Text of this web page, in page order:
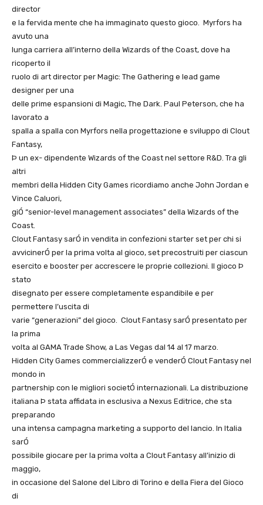
director
e la fervida mente che ha immaginato questo gioco. Myrfors ha
avuto una
lunga carriera all’interno della Wizards of the Coast, dove ha
ricoperto il
ruolo di art director per Magic: The Gathering e lead game
designer per una
delle prime espansioni di Magic, The Dark. Paul Peterson, che ha
lavorato a
spalla a spalla con Myrfors nella progettazione e sviluppo di Clout
Fantasy,
Þ un ex- dipendente Wizards of the Coast nel settore R&D. Tra gli
altri
membri della Hidden City Games ricordiamo anche John Jordan e
Vince Caluori,
giÓ “senior-level management associates” della Wizards of the
Coast.
Clout Fantasy sarÓ in vendita in confezioni starter set per chi si
avvicinerÓ per la prima volta al gioco, set precostruiti per ciascun
esercito e booster per accrescere le proprie collezioni. Il gioco Þ
stato
disegnato per essere completamente espandibile e per
permettere l’uscita di
varie “generazioni” del gioco. Clout Fantasy sarÓ presentato per
la prima
volta al GAMA Trade Show, a Las Vegas dal 14 al 17 marzo.
Hidden City Games commercializzerÓ e venderÓ Clout Fantasy nel
mondo in
partnership con le migliori societÓ internazionali. La distribuzione
italiana Þ stata affidata in esclusiva a Nexus Editrice, che sta
preparando
una intensa campagna marketing a supporto del lancio. In Italia
sarÓ
possibile giocare per la prima volta a Clout Fantasy all’inizio di
maggio,
in occasione del Salone del Libro di Torino e della Fiera del Gioco
di